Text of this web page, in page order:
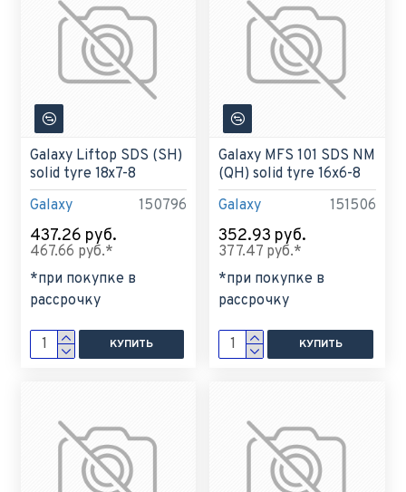
Galaxy 150796
Galaxy Liftop SDS (SH)
solid tyre 18x7-8
437.26 руб.
467.66 руб.*
*при покупке в
рассрочку
КУПИТЬ
Galaxy 151506
Galaxy MFS 101 SDS NM
(QH) solid tyre 16x6-8
352.93 руб.
377.47 руб.*
*при покупке в
рассрочку
КУПИТЬ